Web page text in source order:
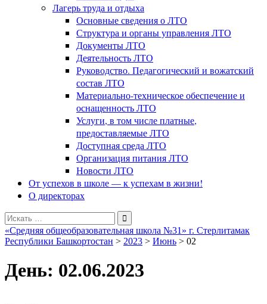
Лагерь труда и отдыха
Основные сведения о ЛТО
Структура и органы управления ЛТО
Документы ЛТО
Деятельность ЛТО
Руководство. Педагогический и вожатский
состав ЛТО
Материально-техническое обеспечение и
оснащенность ЛТО
Услуги, в том числе платные,
предоставляемые ЛТО
Доступная среда ЛТО
Организация питания ЛТО
Новости ЛТО
От успехов в школе — к успехам в жизни!
О директорах
Поиск
для:
«Средняя общеобразовательная школа №31» г. Стерлитамак
Республики Башкортостан > 2023 > Июнь > 02
День: 02.06.2023